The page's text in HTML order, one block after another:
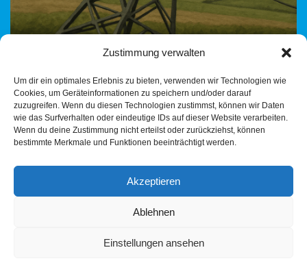
Zustimmung verwalten
Um dir ein optimales Erlebnis zu bieten, verwenden wir Technologien wie
Cookies, um Geräteinformationen zu speichern und/oder darauf
zuzugreifen. Wenn du diesen Technologien zustimmst, können wir Daten
wie das Surfverhalten oder eindeutige IDs auf dieser Website verarbeiten.
Wenn du deine Zustimmung nicht erteilst oder zurückziehst, können
bestimmte Merkmale und Funktionen beeinträchtigt werden.
Akzeptieren
Ablehnen
Einstellungen ansehen
Stimme Am 20. Mai 2025 berichtete die Heilbronner Stimme,
dass US-Unternehmen sich zunehmend aus
Deutschland…Weiterlesen »